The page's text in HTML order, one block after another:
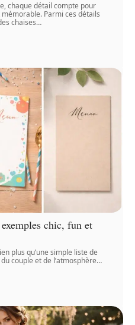
chaque détail compte pour
Parmi ces détails
chaises…
chic, fun et
plus qu’une simple liste de
couple et de l’atmosphère…